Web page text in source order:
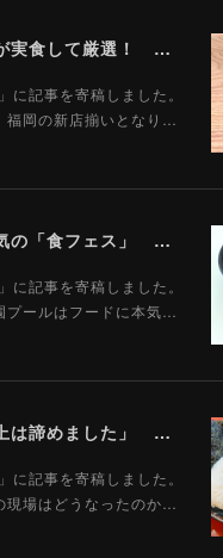
ラーメン評論家が実食して厳選！ 「いま絶対に食べるべきラーメン」ベスト５！【2026年８月】（ Yahoo!ニュース）8/2
に記事を寄稿しました。
岡の新店揃いとなり…
市営プールで本気の「食フェス」 プールサイドで味わえる「ご当地麺」の実力は？（Yahoo!ニュース）7/28
に記事を寄稿しました。
ールはフードに本気…
「数百万円の売上は諦めました」 全東信破産で飲食店はどうなったのか？ 被害を受けた飲食店店主に聞いた（Yahoo!ニュース）7/17
に記事を寄稿しました。
場はどうなったのか…